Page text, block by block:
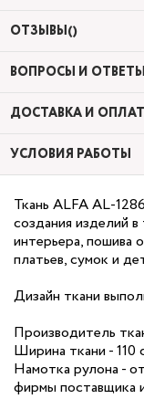
ОТЗЫВЫ()
ВОПРОСЫ И
ДОСТАВКА И
УСЛОВИЯ РАБОТЫ
Ткань ALFA AL-
создания изделий
интерьера, пошива
платьев, сумок и
Дизайн ткани
Производитель
Ширина ткани - 110
Намотка рулона -
фирмы поставщика